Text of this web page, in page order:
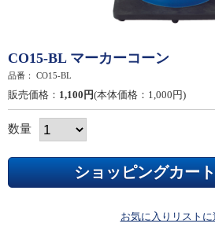
CO15-BL マーカーコーン
品番： CO15-BL
販売価格： 1,100円(本体価格：1,000円)
数量
お気に入りリストに